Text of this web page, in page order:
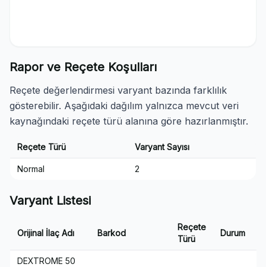
Rapor ve Reçete Koşulları
Reçete değerlendirmesi varyant bazında farklılık
gösterebilir. Aşağıdaki dağılım yalnızca mevcut veri
kaynağındaki reçete türü alanına göre hazırlanmıştır.
Reçete Türü Varyant Sayısı
Normal 2
Varyant Listesi
Orijinal İlaç Adı Barkod
Reçete
Türü
Durum
DEXTROME 50